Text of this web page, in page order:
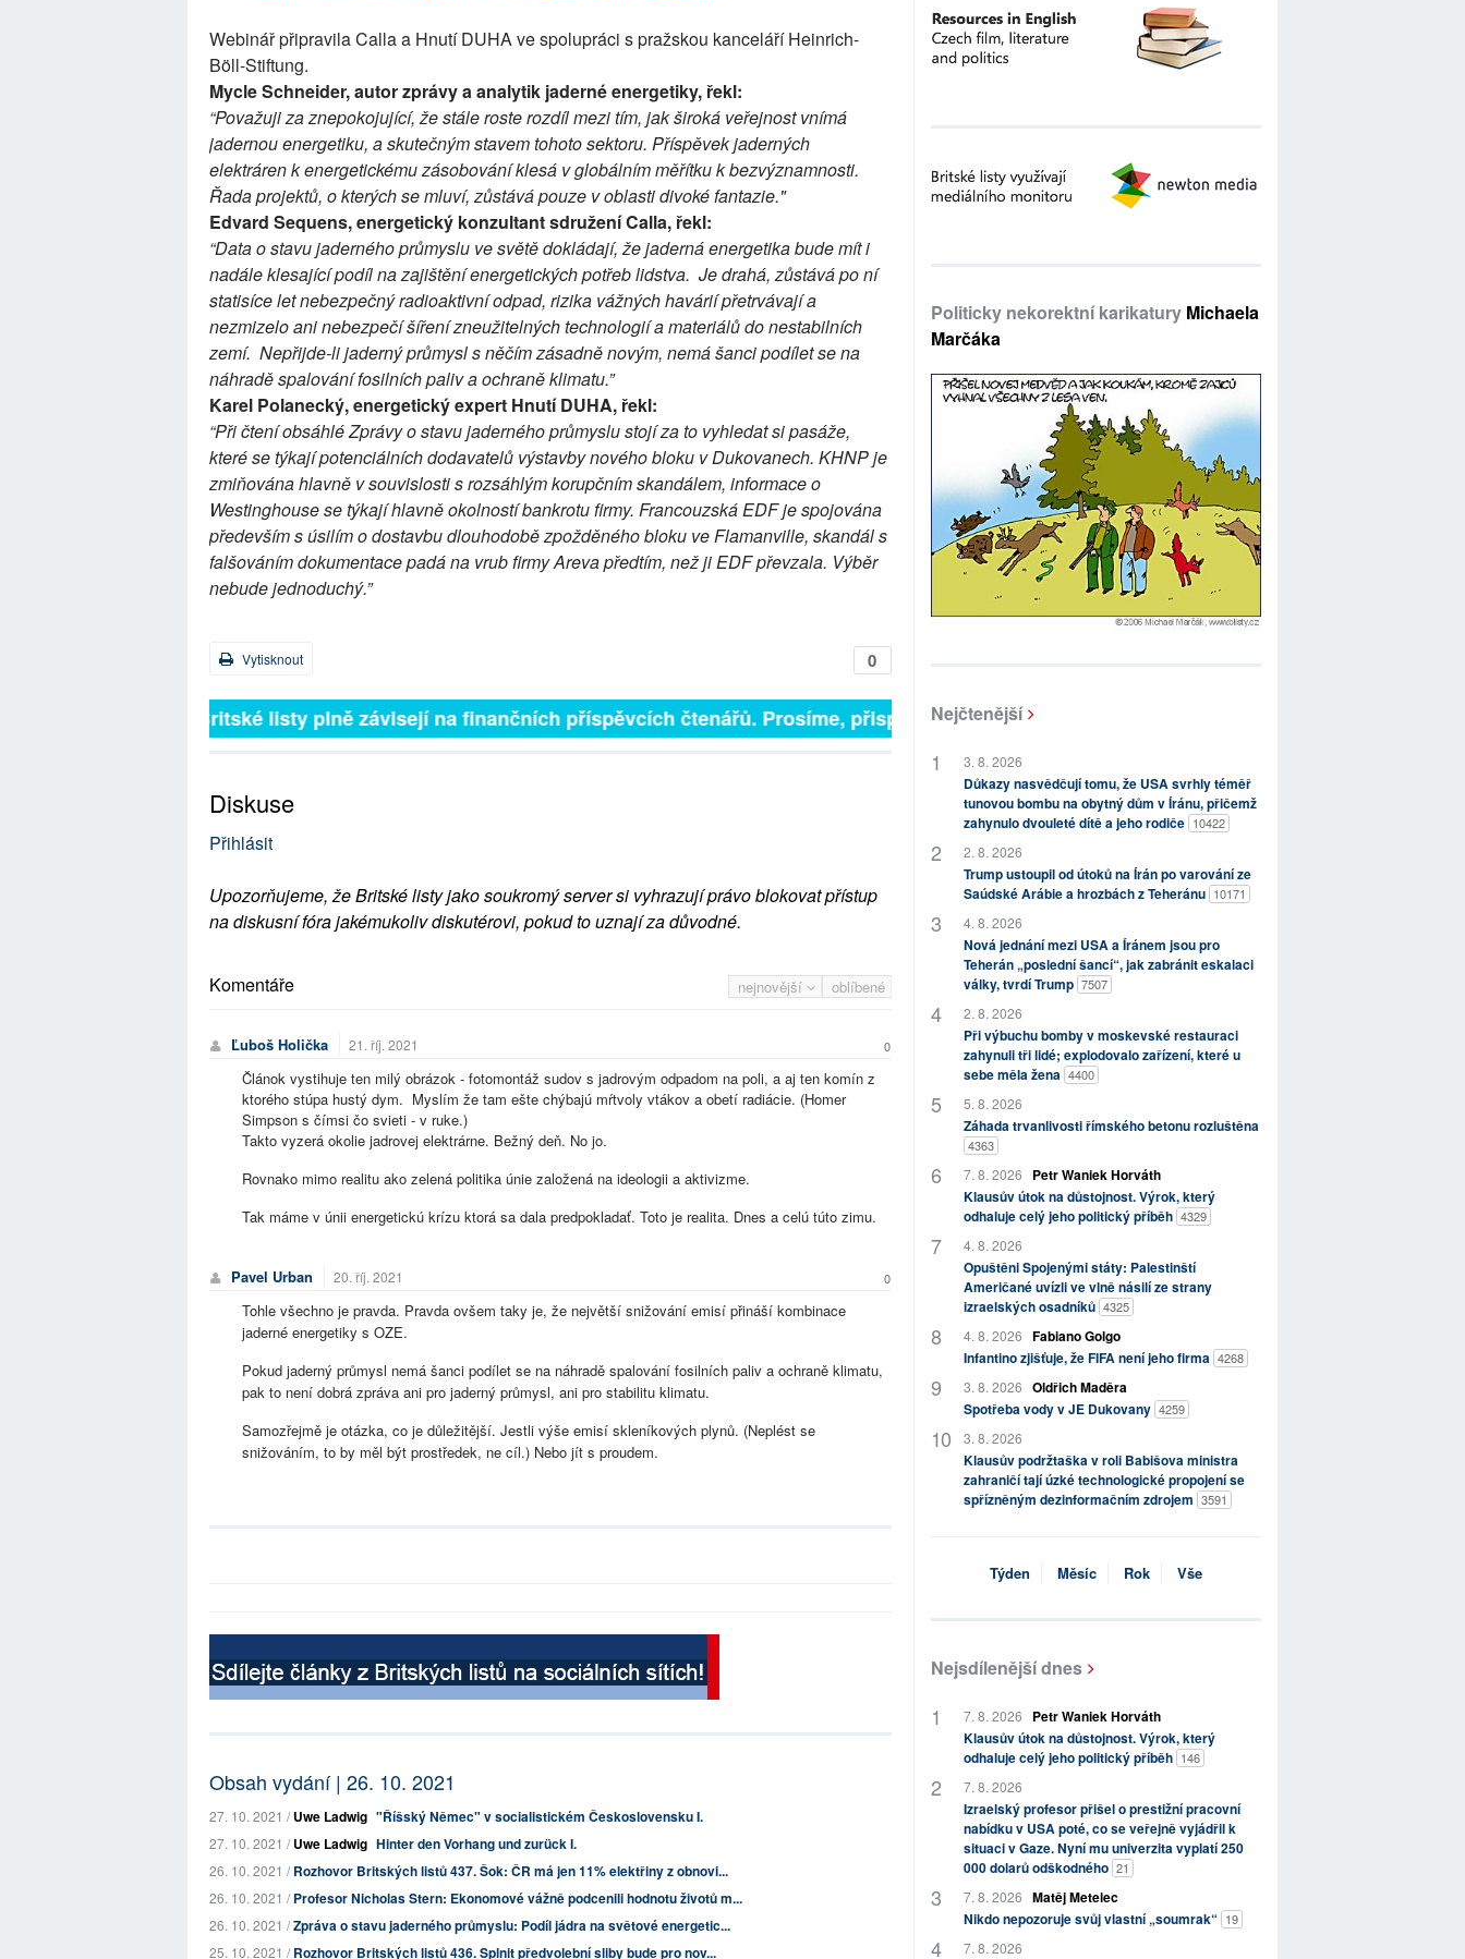
Webinář připravila Calla a Hnutí DUHA ve spolupráci s pražskou kanceláří Heinrich-
Böll-Stiftung.
Mycle Schneider, autor zprávy a analytik jaderné energetiky, řekl:
“Považuji za znepokojující, že stále roste rozdíl mezi tím, jak široká veřejnost vnímá
jadernou energetiku, a skutečným stavem tohoto sektoru. Příspěvek jaderných
elektráren k energetickému zásobování klesá v globálním měřítku k bezvýznamnosti.
Řada projektů, o kterých se mluví, zůstává pouze v oblasti divoké fantazie."
Edvard Sequens, energetický konzultant sdružení Calla, řekl:
“Data o stavu jaderného průmyslu ve světě dokládají, že jaderná energetika bude mít i
nadále klesající podíl na zajištění energetických potřeb lidstva. Je drahá, zůstává po ní
statisíce let nebezpečný radioaktivní odpad, rizika vážných havárií přetrvávají a
nezmizelo ani nebezpečí šíření zneužitelných technologií a materiálů do nestabilních
zemí. Nepřijde-li jaderný průmysl s něčím zásadně novým, nemá šanci podílet se na
náhradě spalování fosilních paliv a ochraně klimatu.”
Karel Polanecký, energetický expert Hnutí DUHA, řekl:
“Při čtení obsáhlé Zprávy o stavu jaderného průmyslu stojí za to vyhledat si pasáže,
které se týkají potenciálních dodavatelů výstavby nového bloku v Dukovanech. KHNP je
zmiňována hlavně v souvislosti s rozsáhlým korupčním skandálem, informace o
Westinghouse se týkají hlavně okolností bankrotu firmy. Francouzská EDF je spojována
především s úsilím o dostavbu dlouhodobě zpožděného bloku ve Flamanville, skandál s
falšováním dokumentace padá na vrub firmy Areva předtím, než ji EDF převzala. Výběr
nebude jednoduchý.”
0
Vytisknout
Britské listy plně závisejí na finančních příspěvcích čtenářů. Prosíme, přispějte. ➥
Diskuse
Přihlásit
Upozorňujeme, že Britské listy jako soukromý server si vyhrazují právo blokovat přístup
na diskusní fóra jakémukoliv diskutérovi, pokud to uznají za důvodné.
nejnovější oblíbené
Komentáře
Ľuboš Holička 21. říj. 2021 0
Článok vystihuje ten milý obrázok - fotomontáž sudov s jadrovým odpadom na poli, a aj ten komín z
ktorého stúpa hustý dym. Myslím že tam ešte chýbajú mŕtvoly vtákov a obetí radiácie. (Homer
Simpson s čímsi čo svieti - v ruke.)
Takto vyzerá okolie jadrovej elektrárne. Bežný deň. No jo.
Rovnako mimo realitu ako zelená politika únie založená na ideologii a aktivizme.
Tak máme v únii energetickú krízu ktorá sa dala predpokladať. Toto je realita. Dnes a celú túto zimu.
Pavel Urban 20. říj. 2021 0
Tohle všechno je pravda. Pravda ovšem taky je, že největší snižování emisí přináší kombinace
jaderné energetiky s OZE.
Pokud jaderný průmysl nemá šanci podílet se na náhradě spalování fosilních paliv a ochraně klimatu,
pak to není dobrá zpráva ani pro jaderný průmysl, ani pro stabilitu klimatu.
Samozřejmě je otázka, co je důležitější. Jestli výše emisí skleníkových plynů. (Neplést se
snižováním, to by měl být prostředek, ne cíl.) Nebo jít s proudem.
Obsah vydání | 26. 10. 2021
27. 10. 2021 /Uwe Ladwig "Říšský Němec" v socialistickém Československu I.
27. 10. 2021 /Uwe Ladwig Hinter den Vorhang und zurück I.
26. 10. 2021 /Rozhovor Britských listů 437. Šok: ČR má jen 11% elektřiny z obnovi...
26. 10. 2021 /Profesor Nicholas Stern: Ekonomové vážně podcenili hodnotu životů m...
26. 10. 2021 /Zpráva o stavu jaderného průmyslu: Podíl jádra na světové energetic...
25. 10. 2021 /Rozhovor Britských listů 436. Splnit předvolební sliby bude pro nov...
Politicky nekorektní karikatury Michaela
Marčáka
Nejčtenější
3. 8. 2026
Důkazy nasvědčují tomu, že USA svrhly téměř
tunovou bombu na obytný dům v Íránu, přičemž
zahynulo dvouleté dítě a jeho rodiče 10422
2. 8. 2026
Trump ustoupil od útoků na Írán po varování ze
Saúdské Arábie a hrozbách z Teheránu 10171
4. 8. 2026
Nová jednání mezi USA a Íránem jsou pro
Teherán „poslední šancí“, jak zabránit eskalaci
války, tvrdí Trump 7507
2. 8. 2026
Při výbuchu bomby v moskevské restauraci
zahynuli tři lidé; explodovalo zařízení, které u
sebe měla žena 4400
5. 8. 2026
Záhada trvanlivosti římského betonu rozluštěna
4363
7. 8. 2026
Petr Waniek Horváth
Klausův útok na důstojnost. Výrok, který
odhaluje celý jeho politický příběh 4329
4. 8. 2026
Opuštěni Spojenými státy: Palestinští
Američané uvízli ve vlně násilí ze strany
izraelských osadníků 4325
4. 8. 2026 Fabiano Golgo
Infantino zjišťuje, že FIFA není jeho firma 4268
3. 8. 2026 Oldřich Maděra
Spotřeba vody v JE Dukovany 4259
3. 8. 2026
Klausův podržtaška v roli Babišova ministra
zahraničí tají úzké technologické propojení se
spřízněným dezinformačním zdrojem 3591
Týden Měsíc Rok Vše
Nejsdílenější dnes
7. 8. 2026
Petr Waniek Horváth
Klausův útok na důstojnost. Výrok, který
odhaluje celý jeho politický příběh 146
7. 8. 2026
Izraelský profesor přišel o prestižní pracovní
nabídku v USA poté, co se veřejně vyjádřil k
situaci v Gaze. Nyní mu univerzita vyplatí 250
000 dolarů odškodného 21
7. 8. 2026 Matěj Metelec
Nikdo nepozoruje svůj vlastní „soumrak“ 19
7. 8. 2026